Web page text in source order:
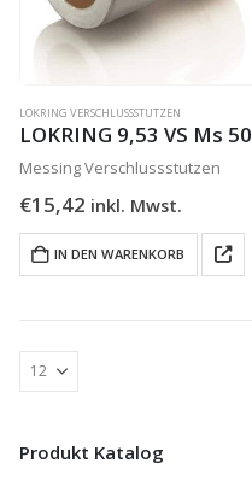
LOKRING VERSCHLUSSSTUTZEN
LOKRING 9,53 VS Ms 50
Messing Verschlussstutzen
€15,42 inkl. Mwst.
IN DEN WARENKORB
Produkt Katalog